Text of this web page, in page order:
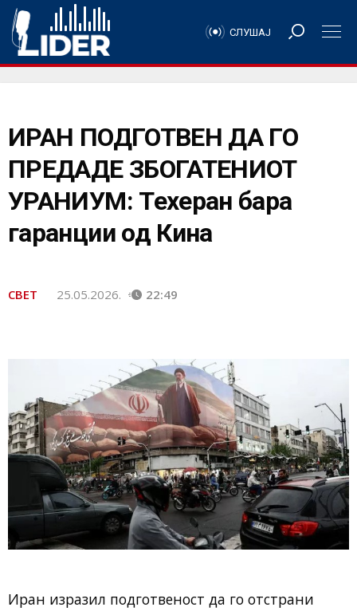
СЛУШАЈ
ИРАН ПОДГОТВЕН ДА ГО
ПРЕДАДЕ ЗБОГАТЕНИОТ
УРАНИУМ: Техеран бара
гаранции од Кина
СВЕТ 25.05.2026. 22:49
Иран изразил подготвеност да го отстрани